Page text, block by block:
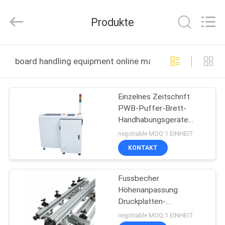
PRODUKTE
FABRIK-
QUALITÄTSKONTROLLE
Limited.
Reserved.
Produkte
board handling equipment online manufacture
Einzelnes Zeitschrift
PWB-Puffer-Brett-
Handhabungsgeräte
gesteuert durch Omron
PLC
negotiable MOQ:1 EINHEIT
KONTAKT
Fussbecher
Höhenanpassung
Druckplatten-
Behandhabungsanlage
negotiable MOQ:1 EINHEIT